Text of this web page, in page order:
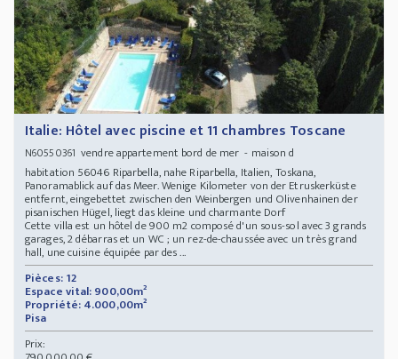
Italie: Hôtel avec piscine et 11 chambres Toscane
N60550361 vendre appartement bord de mer - maison d
habitation 56046 Riparbella, nahe Riparbella, Italien, Toskana,
Panoramablick auf das Meer. Wenige Kilometer von der Etruskerküste
entfernt, eingebettet zwischen den Weinbergen und Olivenhainen der
pisanischen Hügel, liegt das kleine und charmante Dorf
Cette villa est un hôtel de 900 m2 composé d'un sous-sol avec 3 grands
garages, 2 débarras et un WC ; un rez-de-chaussée avec un très grand
hall, une cuisine équipée par des ...
Pièces: 12
Espace vital: 900,00m²
Propriété: 4.000,00m²
Pisa
Prix: